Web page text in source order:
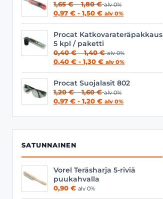
1,65€ – 1,80€Hintaluokka:
1,65 €
1,80 €
alv 0%
0,97 € - 1,50 € alv 0%
Procat Katkovarateräpakkaus
5 kpl / paketti
0,40€ – 1,40€Hintaluokka:
0,40 €
1,40 €
alv 0%
0,40 € - 1,30 € alv 0%
Procat Suojalasit 802
1,20€ – 1,60€Hintaluokka:
1,20 €
1,60 €
alv 0%
0,97 € - 1,20 € alv 0%
SATUNNAINEN
Vorel Teräsharja 5-riviä
puukahvalla
0,90 € alv 0%